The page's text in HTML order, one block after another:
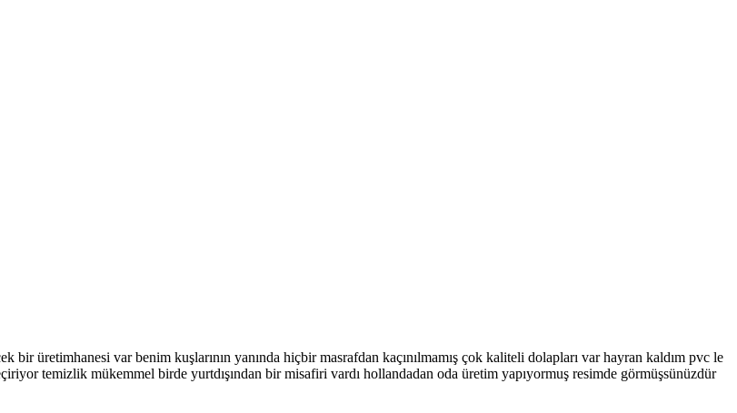
üretimhanesi var benim kuşlarının yanında hiçbir masrafdan kaçınılmamış çok kaliteli dolapları var hayran kaldım pvc le
temizlik mükemmel birde yurtdışından bir misafiri vardı hollandadan oda üretim yapıyormuş resimde görmüşsünüzdür